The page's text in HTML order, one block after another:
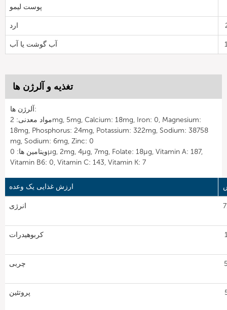
پوست لیمو
ارد
آب گوشت یا آب
تغذیه و آلرژن ها
آلرژن ها:
مواد معدنی: 2mg, 5mg, Calcium: 18mg, Iron: 0, Magnesium:
18mg, Phosphorus: 24mg, Potassium: 322mg, Sodium: 38758
mg, Sodium: 6mg, Zinc: 0
ویتامین ها: 0µg, 2mg, 4µg, 7mg, Folate: 18µg, Vitamin A: 187,
Vitamin B6: 0, Vitamin C: 143, Vitamin K: 7
ارزش غذایی یک وعده
انرژی
کربوهیدرات
چربی
پروتئین